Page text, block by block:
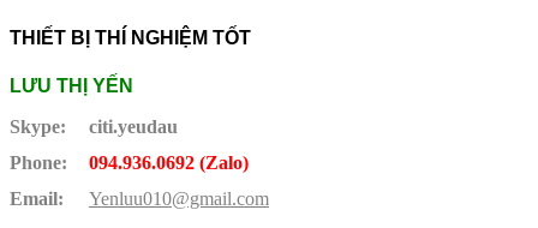
THIẾT BỊ THÍ NGHIỆM TỐT
LƯU THỊ YẾN
Skype:
citi.yeudau
Phone:
094.936.0692 (Zalo)
Email:
Yenluu010@gmail.com